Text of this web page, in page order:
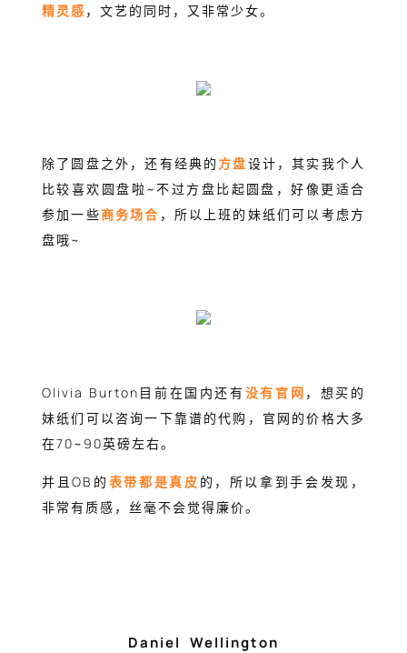
精灵感 ，文艺的同时，又非常少女。
除了圆盘之外，还有经典的 方盘设计，其实我个人
比较喜欢圆盘啦~不过方盘比起圆盘，好像更适合
参加一些商务场合 ，所以上班的妹纸们可以考虑方
盘哦~
Olivia Burton目前在国内还有没有官网 ，想买的
妹纸们可以咨询一下靠谱的代购，官网的价格大多
在70~90英磅左右。
并且OB的 表带都是真皮 的，所以拿到手会发现，
非常有质感，丝毫不会觉得廉价。
Daniel Wellington